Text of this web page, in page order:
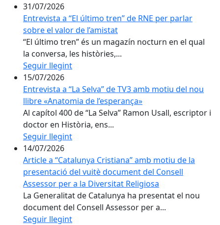
31/07/2026
Entrevista a “El último tren” de RNE per parlar
sobre el valor de l’amistat
“El último tren” és un magazín nocturn en el qual
la conversa, les històries,...
Seguir llegint
15/07/2026
Entrevista a “La Selva” de TV3 amb motiu del nou
llibre «Anatomia de l’esperança»
Al capítol 400 de “La Selva” Ramon Usall, escriptor i
doctor en Història, ens...
Seguir llegint
14/07/2026
Article a “Catalunya Cristiana” amb motiu de la
presentació del vuitè document del Consell
Assessor per a la Diversitat Religiosa
La Generalitat de Catalunya ha presentat el nou
document del Consell Assessor per a...
Seguir llegint